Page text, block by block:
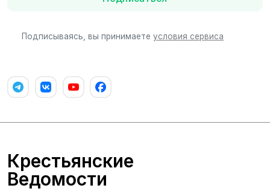
Подписываясь, вы принимаете условия сервиса
Крестьянские
Ведомости